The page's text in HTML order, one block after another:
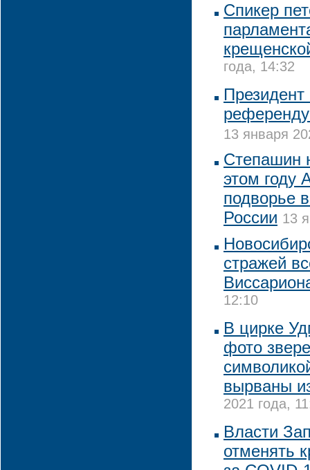
Спикер
года, 14:32
13 января
Степашин
этом году
подворье
России 13
стражей
12:10
В цирке
фото
вырваны
2021 года,
Власти
отменять